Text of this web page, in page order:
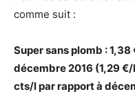
comme suit :
Super sans plomb :
décembre 2016 (1,29
cts/l par rapport à